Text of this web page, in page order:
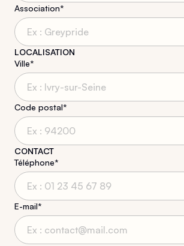
Association*
LOCALISATION
Ville*
Code postal*
CONTACT
Téléphone*
E-mail*